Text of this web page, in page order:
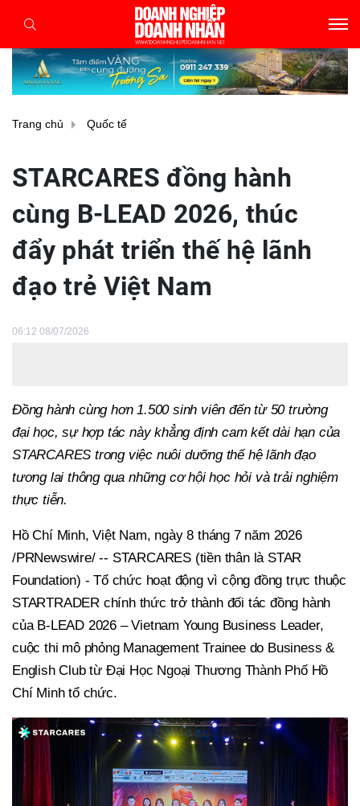
Trang chủ Quốc tế
STARCARES đồng hành
cùng B-LEAD 2026, thúc
đẩy phát triển thế hệ lãnh
đạo trẻ Việt Nam
06:12 08/07/2026
Đồng hành cùng hơn 1.500 sinh viên đến từ 50 trường
đại học, sự hợp tác này khẳng định cam kết dài hạn của
STARCARES trong việc nuôi dưỡng thế hệ lãnh đạo
tương lai thông qua những cơ hội học hỏi và trải nghiệm
thực tiễn.
Hồ Chí Minh, Việt Nam, ngày 8 tháng 7 năm 2026
/PRNewswire/ -- STARCARES (tiền thân là STAR
Foundation) - Tổ chức hoạt động vì cộng đồng trực thuộc
STARTRADER chính thức trở thành đối tác đồng hành
của B-LEAD 2026 – Vietnam Young Business Leader,
cuộc thi mô phỏng Management Trainee do Business &
English Club từ Đại Học Ngoại Thương Thành Phố Hồ
Chí Minh tổ chức.